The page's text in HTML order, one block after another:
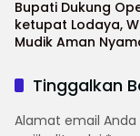
Bupati Dukung
ketupat Lodaya,
Mudik Aman
Tinggalkan
Alamat email Anda